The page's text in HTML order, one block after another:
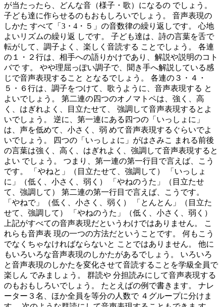
が当たったら、どんな音（様子・歌）になるの でしょう。
子ども達に作らせるのもおもしろいでしょう。 音声表現の
しかた すべて「3・4・５」の音数律の繰り返しです。 心地
よいリズムの繰り返 しです。 子ども達は、詩の言葉を舌で
転がして、調子よく、楽しく音読する ことでしょう。 各連
の１・２行は、相手への語りかけであり、解説や説明のコト
バで す。 やや理屈っぽい調子で、聞き手へ解説している感
じで音声表現すること となるでしょう。 各連の３・４・
５・６行は、調子をつけて、歌うように、音声表現する と
よいでしょう。 第二連の四つのオノマトペは、強く、高
く、はぎれよく、目立たせて、 強調して音声表現するとよ
いでしょう。 逆に、第一連にある四つの「いっしょに」
は、声を低めて、小さく、弱 めて音声表現するぐらいでよ
いでしょう。 四つの「いっしょに」がはさみこ まれる前後
の言葉は強く、高く、はぎれよく、強調して音声表現すると
よい でしょう。 つまり、第一連の第一行目で言えば、こう
です。 「やねと」（目立たせて、強調して） 「いっしょ
に」（低く、小さく、弱く） 「やねのうた」（目立たせ
て、強調して） 第二連の第一行目で言えば、こうです。
「やねで」（低く、小さく、弱く） 「とんとん」（目立た
せて、強調して） 「やねのうた」（低く、小さく、弱く）
上記がすべての音声表現だというわけではありません。 こ
れらも音声表 現の一つの方法だということです。 何もこう
でなくちゃなければならないと ことではありません。 他に
もいろいろな音声表現のしかたがあるでしょう。 いろいろ
と音声表現のしかたを変化させて音読することを学級全員で
楽しん でみましょう。 群読や 分担読みにして音声表現する
のもおもしろいでしょう。 たとえばの例で書きます。 ナレ
ーター３名、ほか全員を等分の人数で ４グループに分けま